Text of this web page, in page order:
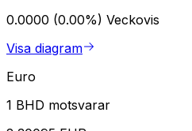
0.0000 (0.00%) Veckovis
Visa diagram
Euro
1 BHD motsvarar